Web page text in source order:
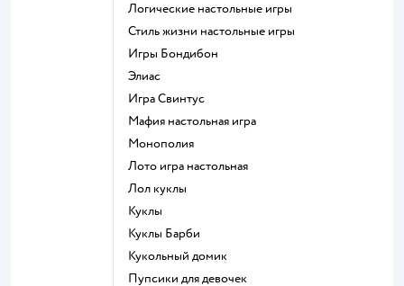
Логические настольные игры
Стиль жизни настольные игры
Игры Бондибон
Элиас
Игра Свинтус
Мафия настольная игра
Монополия
Лото игра настольная
Лол куклы
Куклы
Куклы Барби
Кукольный домик
Пупсики для девочек